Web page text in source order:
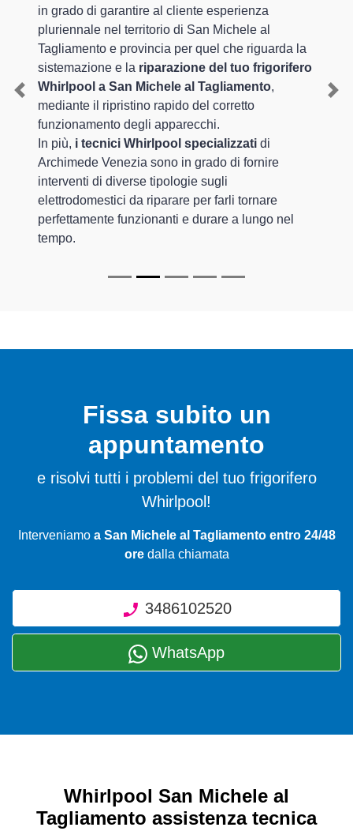
in grado di garantire al cliente esperienza
pluriennale nel territorio di San Michele al
Tagliamento e provincia per quel che riguarda la
sistemazione e la riparazione del tuo frigorifero
Whirlpool a San Michele al Tagliamento,
mediante il ripristino rapido del corretto
funzionamento degli apparecchi.
In più, i tecnici Whirlpool specializzati di
Archimede Venezia sono in grado di fornire
interventi di diverse tipologie sugli
elettrodomestici da riparare per farli tornare
perfettamente funzionanti e durare a lungo nel
tempo.
Previous
Fissa subito un
appuntamento
e risolvi tutti i problemi del tuo frigorifero
Whirlpool!
Interveniamo a San Michele al Tagliamento entro 24/48
oredalla chiamata
3486102520
WhatsApp
Whirlpool San Michele al
Tagliamento assistenza tecnica